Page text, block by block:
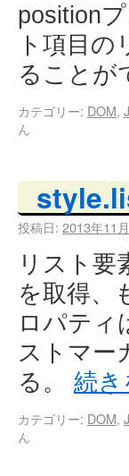
position
ト項目
ることが
カテゴリー: DOM,
ん
投稿日: 2013年11
リスト要
を取得、
ロパティ
ストマー
る。 続き
カテゴリー: DOM,
ん